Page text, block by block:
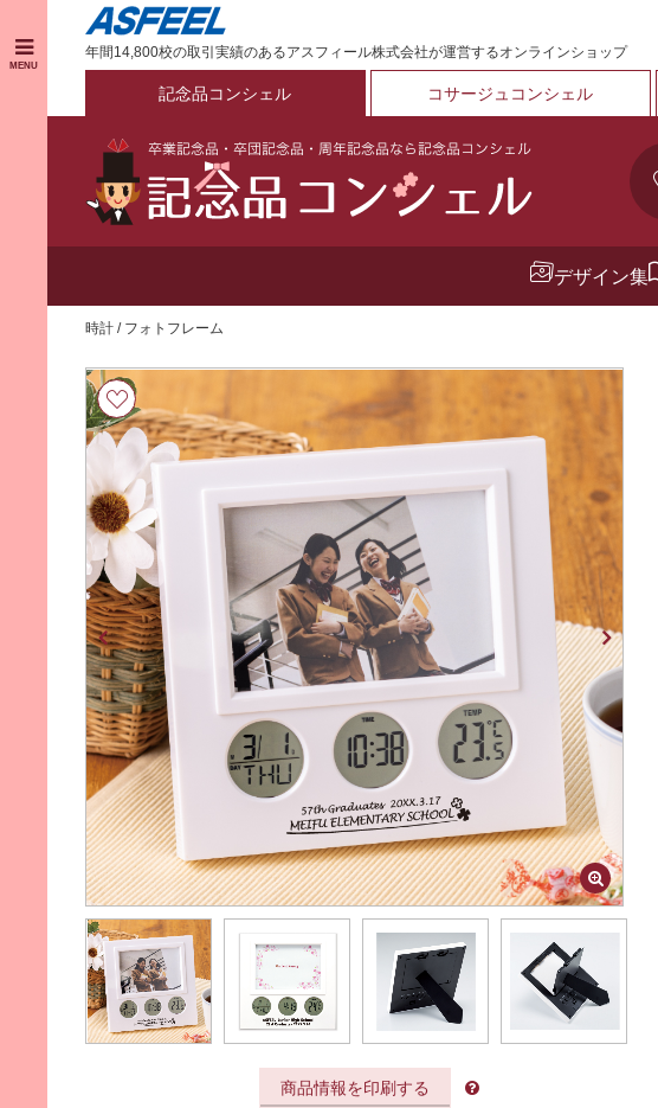
年間14,800校の取引実績のあるアスフィール株式会社が運営するオンラインショップ
記念品コンシェル コサージュコンシェル
デザイン集
時計 / フォトフレーム
商品情報を印刷する
MENU